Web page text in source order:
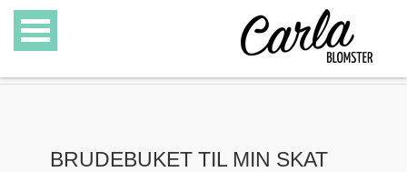
BRUDEBUKET TIL MIN SKAT